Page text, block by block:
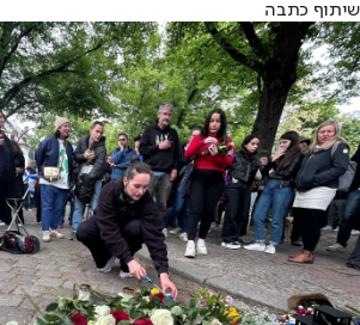
שיתוף כתבה